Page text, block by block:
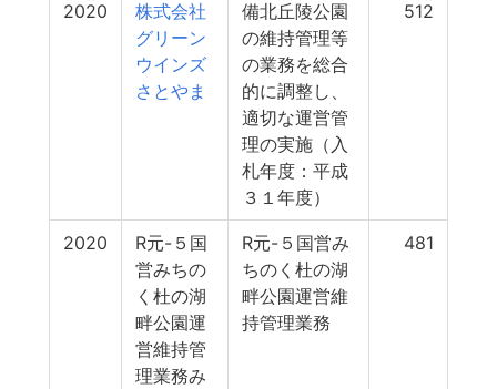
2020
株式会社
グリーン
ウインズ
さとやま
備北丘陵公園
の維持管理等
の業務を総合
的に調整し、
適切な運営管
理の実施（入
札年度：平成
３１年度）
512
2020
R元-５国
営みちの
く杜の湖
畔公園運
営維持管
理業務み
R元-５国営み
ちのく杜の湖
畔公園運営維
持管理業務
481